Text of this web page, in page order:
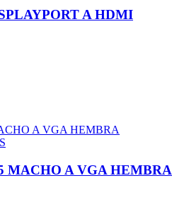
A HDMI
MACHO A VGA HEMBRA